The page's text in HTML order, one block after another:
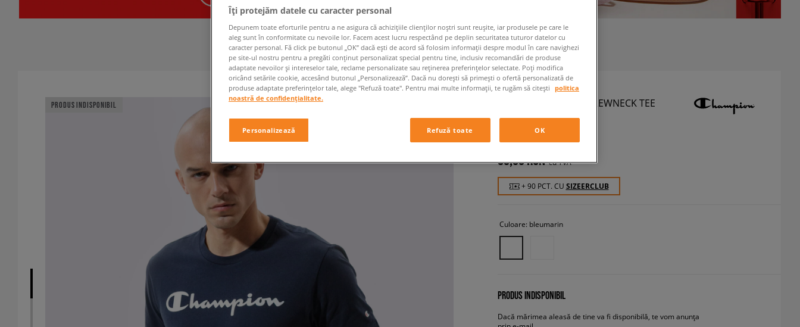
PRODUS INDISPONIBIL CHAMPION TRICOU CREWNECK TEE
bărbați, tricouri
89,99 RON cu TVA
+ 90 PCT. CU SIZEERCLUB
Culoare: bleumarin
PRODUS INDISPONIBIL
Dacă mărimea aleasă de tine va fi disponibilă, te vom anunța
Îți protejăm datele cu caracter personal
Depunem toate eforturile pentru a ne asigura că achizițiile clienților noștri sunt reușite, iar produsele pe care le
aleg sunt în conformitate cu nevoile lor. Facem acest lucru respectând pe deplin securitatea tuturor datelor cu
caracter personal. Fă click pe butonul „OK” dacă ești de acord să folosim informații despre modul în care navighezi
pe site-ul nostru pentru a pregăti conținut personalizat special pentru tine, inclusiv recomandări de produse
adaptate nevoilor și intereselor tale, reclame personalizate sau reținerea preferințelor selectate. Poți modifica
oricând setările cookie, accesând butonul „Personalizează”. Dacă nu dorești să primești o ofertă personalizată de
produse adaptate preferințelor tale, alege "Refuză toate". Pentru mai multe informații, te rugăm să citești politica
noastră de confidențialitate.
Personalizează Refuză toate OK